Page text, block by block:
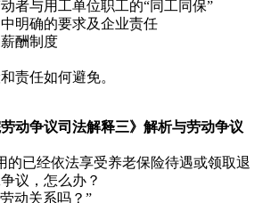
者与用工单位职工的“同工同保”
明确的要求及企业责任
酬制度
责任如何避免。
动争议司法解释三》解析与劳动争议
的已经依法享受养老保险待遇或领取退
议，怎么办？
动关系吗？”